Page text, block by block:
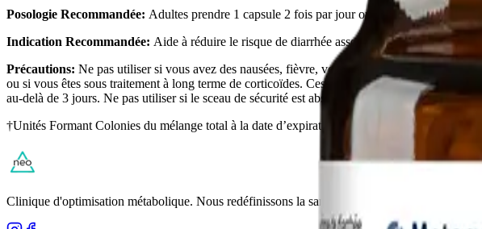
Posologie Recommandée: Adultes prendre 1 capsule 2 fois par jour ou selon les
Indication Recommandée: Aide à réduire le risque de diarrhée associée aux antibiotiques.
Précautions: Ne pas utiliser si vous avez des nausées, fièvre, vomissements, diarrhée
ou si vous êtes sous traitement à long terme de corticoïdes. Cesser l’utilisation et consulter
au-delà de 3 jours. Ne pas utiliser si le sceau de sécurité est absent.
†Unités Formant Colonies du mélange total à la date d’expiration
Clinique d'optimisation métabolique. Nous redéfinissons la santé métabolique par une